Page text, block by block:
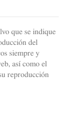
que se indique
del
siempre y
así como el
reproducción